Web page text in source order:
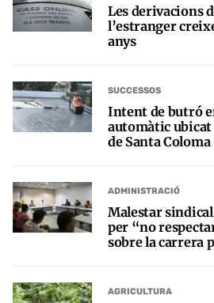
Les derivacions
l’estranger
anys
SUCCESSOS
Intent de butró
automàtic ubicat
de Santa Coloma
ADMINISTRACIÓ
Malestar
per “no
sobre la carrera
AGRICULTURA